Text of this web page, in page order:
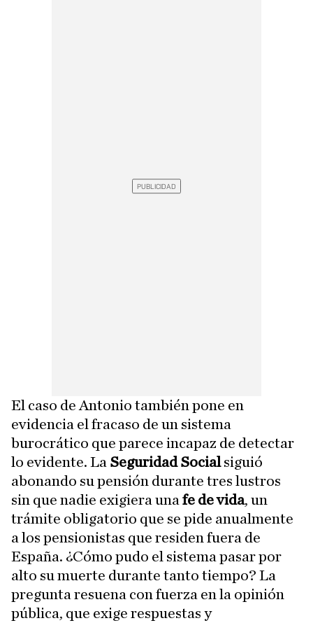
El caso de Antonio también pone en
evidencia el fracaso de un sistema
burocrático que parece incapaz de detectar
lo evidente. La Seguridad Socialsiguió
abonando su pensión durante tres lustros
sin que nadie exigiera una fe de vida, un
trámite obligatorio que se pide anualmente
a los pensionistas que residen fuera de
España. ¿Cómo pudo el sistema pasar por
alto su muerte durante tanto tiempo? La
pregunta resuena con fuerza en la opinión
pública, que exige respuestas y